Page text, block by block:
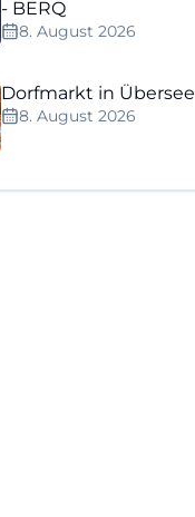
- BERQ
8. August 2026
Dorfmarkt in Übersee
8. August 2026